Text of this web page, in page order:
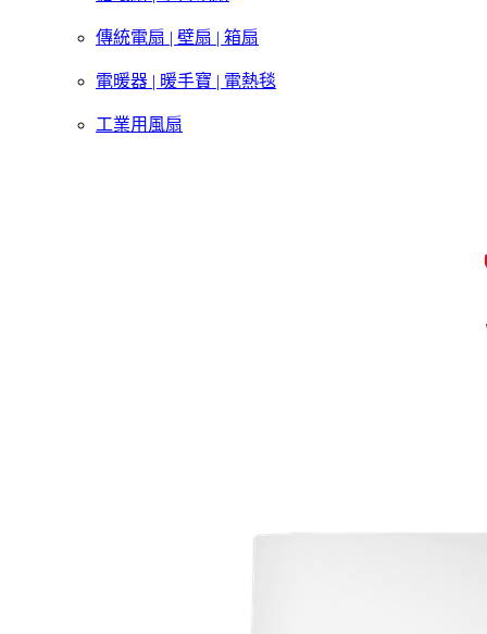
傳統電扇 | 壁扇 | 箱扇
電暖器 | 暖手寶 | 電熱毯
工業用風扇